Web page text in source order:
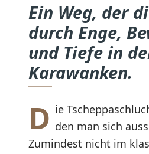
Ein Weg, der
durch Enge,
und Tiefe in
Karawanken.
D ie
den man sich
Zumindest nicht im